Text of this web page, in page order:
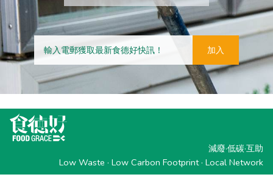
加入
減廢·低碳·互助
Low Waste · Low Carbon Footprint · Local Network